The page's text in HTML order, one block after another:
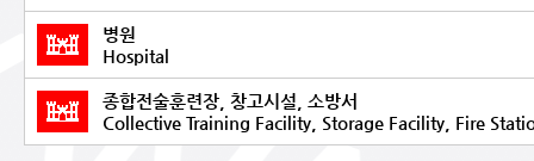
병원
Hospital
종합전술훈련장, 창고시설, 소방서
Collective Training Facility, Storage Facility, Fire